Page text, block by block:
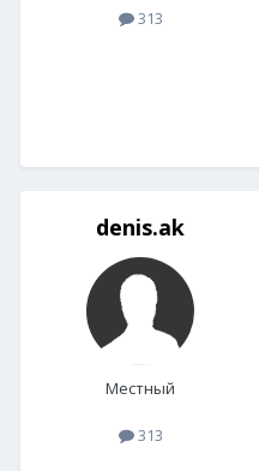
313
denis.ak
Местный
313